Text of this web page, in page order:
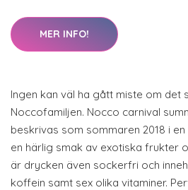
MER INFO!
Ingen kan väl ha gått miste om det
Noccofamiljen. Nocco carnival
beskrivas som sommaren 2018 i
en härlig smak av exotiska frukter
är drycken även sockerfri och
koffein samt sex olika vitaminer.